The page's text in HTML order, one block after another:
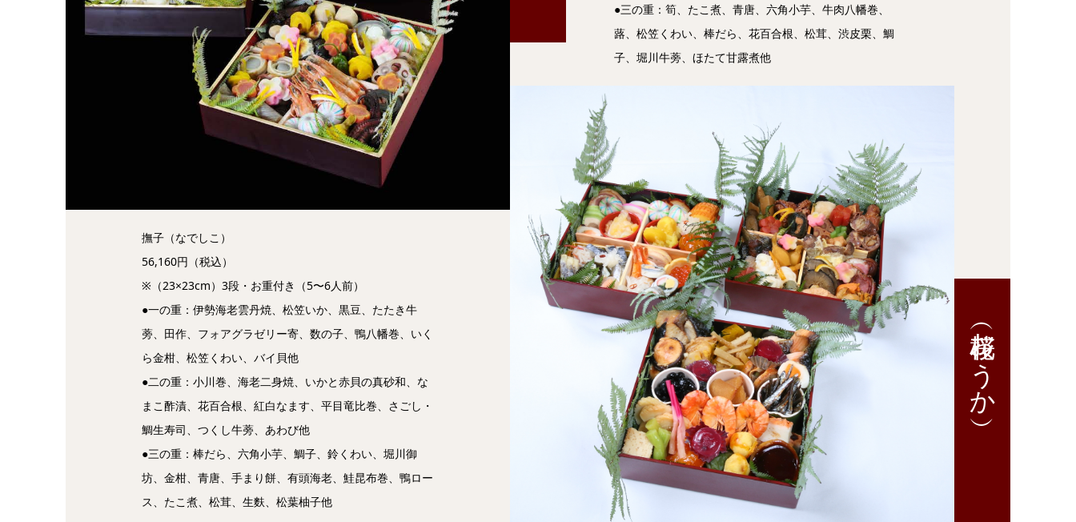
撫子（なでしこ）
56,160円（税込）
※（23×23cm）3段・お重付き（5〜6人前）
●一の重：伊勢海老雲丹焼、松笠いか、黒豆、たたき牛
蒡、田作、フォアグラゼリー寄、数の子、鴨八幡巻、いく
ら金柑、松笠くわい、バイ貝他
●二の重：小川巻、海老二身焼、いかと赤貝の真砂和、な
まこ酢漬、花百合根、紅白なます、平目竜比巻、さごし・
鯛生寿司、つくし牛蒡、あわび他
●三の重：棒だら、六角小芋、鯛子、鈴くわい、堀川御
坊、金柑、青唐、手まり餅、有頭海老、鮭昆布巻、鴨ロー
ス、たこ煮、松茸、生麩、松葉柚子他
桜花（おうか）
●三の重：筍、たこ煮、青唐、六角小芋、牛肉八幡巻、
蕗、松笠くわい、棒だら、花百合根、松茸、渋皮栗、鯛
子、堀川牛蒡、ほたて甘露煮他